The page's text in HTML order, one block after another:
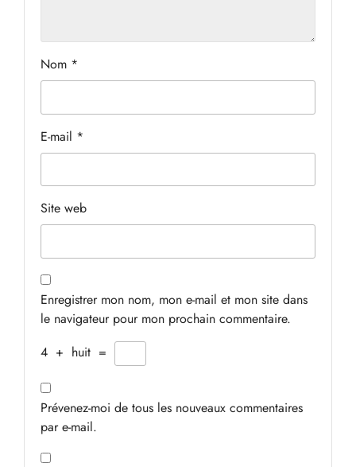
Nom *
E-mail *
Site web
Enregistrer mon nom, mon e-mail et mon site dans
le navigateur pour mon prochain commentaire.
4 + huit =
Prévenez-moi de tous les nouveaux commentaires
par e-mail.